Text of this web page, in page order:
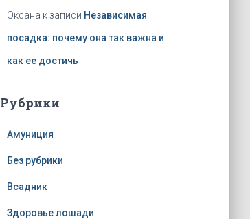
Оксана к записи Независимая
посадка: почему она так важна и
как ее достичь
Рубрики
Амуниция
Без рубрики
Всадник
Здоровье лошади